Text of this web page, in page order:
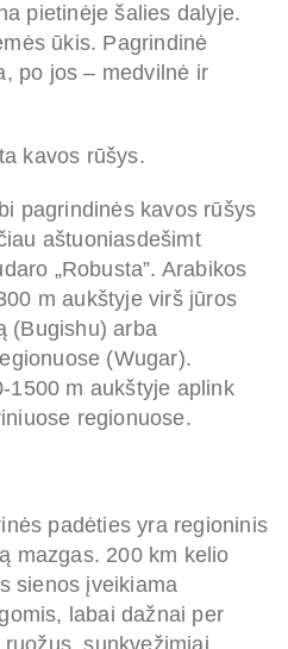
pietinėje šalies dalyje.
ūkis. Pagrindinė
po jos – medvilnė ir
kavos rūšys.
pagrindinės kavos rūšys
aštuoniasdešimt
„Robusta”. Arabikos
m aukštyje virš jūros
(Bugishu) arba
(Wugar).
1500 m aukštyje aplink
regionuose.
padėties yra regioninis
mazgas. 200 km kelio
sienos įveikiama
labai dažnai per